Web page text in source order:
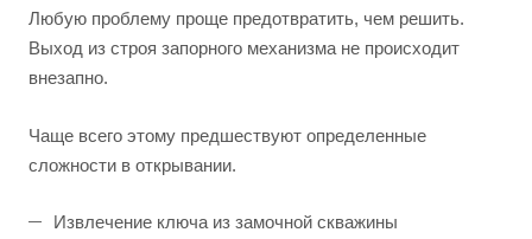
Любую проблему проще предотвратить, чем решить.
Выход из строя запорного механизма не происходит
внезапно.
Чаще всего этому предшествуют определенные
сложности в открывании.
Извлечение ключа из замочной скважины